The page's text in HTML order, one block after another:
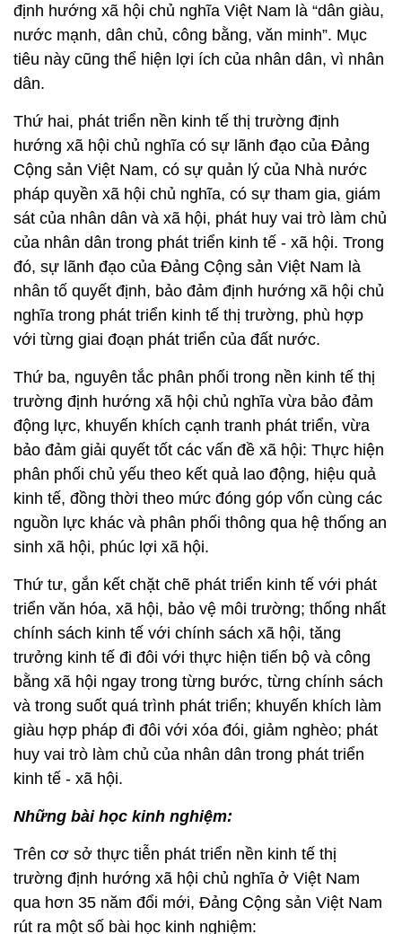
định hướng xã hội chủ nghĩa Việt Nam là “dân giàu,
nước mạnh, dân chủ, công bằng, văn minh”. Mục
tiêu này cũng thể hiện lợi ích của nhân dân, vì nhân
dân.
Thứ hai, phát triển nền kinh tế thị trường định
hướng xã hội chủ nghĩa có sự lãnh đạo của Đảng
Cộng sản Việt Nam, có sự quản lý của Nhà nước
pháp quyền xã hội chủ nghĩa, có sự tham gia, giám
sát của nhân dân và xã hội, phát huy vai trò làm chủ
của nhân dân trong phát triển kinh tế - xã hội. Trong
đó, sự lãnh đạo của Đảng Cộng sản Việt Nam là
nhân tố quyết định, bảo đảm định hướng xã hội chủ
nghĩa trong phát triển kinh tế thị trường, phù hợp
với từng giai đoạn phát triển của đất nước.
Thứ ba, nguyên tắc phân phối trong nền kinh tế thị
trường định hướng xã hội chủ nghĩa vừa bảo đảm
động lực, khuyến khích cạnh tranh phát triển, vừa
bảo đảm giải quyết tốt các vấn đề xã hội: Thực hiện
phân phối chủ yếu theo kết quả lao động, hiệu quả
kinh tế, đồng thời theo mức đóng góp vốn cùng các
nguồn lực khác và phân phối thông qua hệ thống an
sinh xã hội, phúc lợi xã hội.
Thứ tư, gắn kết chặt chẽ phát triển kinh tế với phát
triển văn hóa, xã hội, bảo vệ môi trường; thống nhất
chính sách kinh tế với chính sách xã hội, tăng
trưởng kinh tế đi đôi với thực hiện tiến bộ và công
bằng xã hội ngay trong từng bước, từng chính sách
và trong suốt quá trình phát triển; khuyến khích làm
giàu hợp pháp đi đôi với xóa đói, giảm nghèo; phát
huy vai trò làm chủ của nhân dân trong phát triển
kinh tế - xã hội.
Những bài học kinh nghiệm:
Trên cơ sở thực tiễn phát triển nền kinh tế thị
trường định hướng xã hội chủ nghĩa ở Việt Nam
qua hơn 35 năm đổi mới, Đảng Cộng sản Việt Nam
rút ra một số bài học kinh nghiệm: